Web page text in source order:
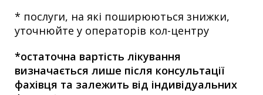
* послуги, на які поширюються знижки,
уточнюйте у операторів кол-центру
*остаточна вартість лікування
визначається лише після консультації
фахівця та залежить від індивідуальних